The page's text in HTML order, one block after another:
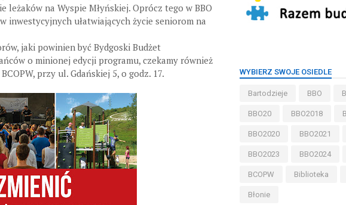
leżaków na Wyspie Młyńskiej. Oprócz tego w BBO
inwestycyjnych ułatwiających życie seniorom na
jaki powinien być Bydgoski Budżet
o minionej edycji programu, czekamy również
przy ul. Gdańskiej 5, o godz. 17.
WYBIERZ SWOJE OSIEDLE
Bartodzieje BBO
BBO20 BBO2018
BBO2020 BBO2021
BBO2023 BBO2024
BCOPW Biblioteka
Błonie